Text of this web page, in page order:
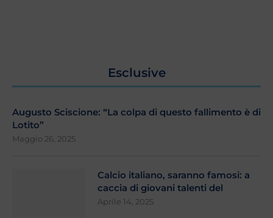
Esclusive
Augusto Sciscione: “La colpa di questo fallimento è di
Lotito”
Maggio 26, 2025
Calcio italiano, saranno famosi: a
caccia di giovani talenti del
Aprile 14, 2025